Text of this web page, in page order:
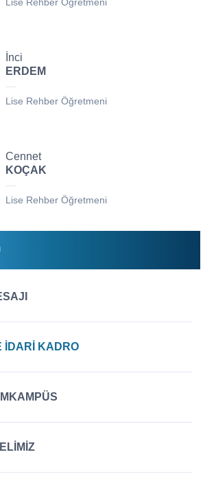
İnci
ERDEM
Lise Rehber Öğretmeni
Cennet
KOÇAK
Lise Rehber Öğretmeni
İDARI KADRO